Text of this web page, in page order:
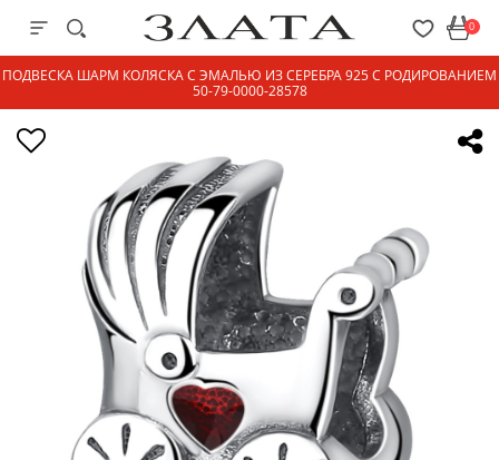
0
ПОДВЕСКА ШАРМ КОЛЯСКА С ЭМАЛЬЮ ИЗ СЕРЕБРА 925 С РОДИРОВАНИЕМ
50-79-0000-28578